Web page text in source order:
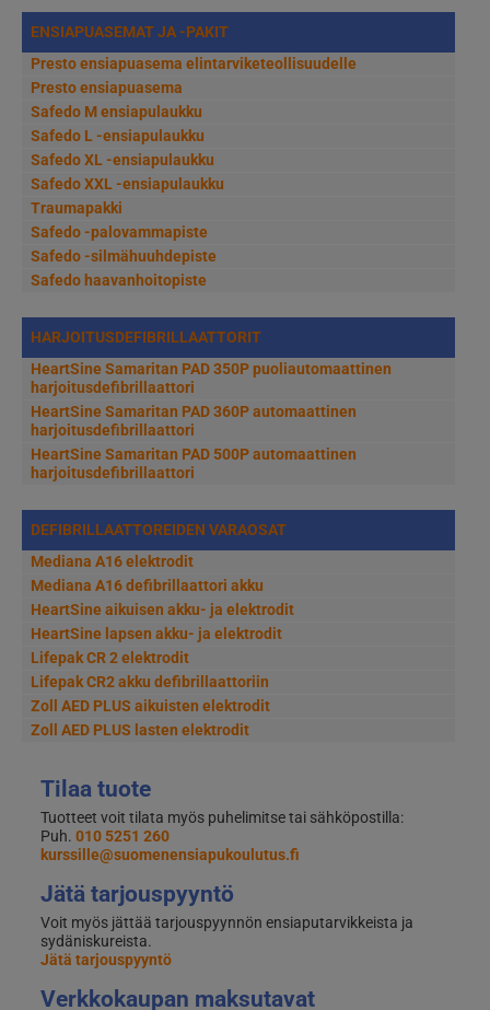
ENSIAPUASEMAT JA -PAKIT
Presto ensiapuasema elintarviketeollisuudelle
Presto ensiapuasema
Safedo M ensiapulaukku
Safedo L -ensiapulaukku
Safedo XL -ensiapulaukku
Safedo XXL -ensiapulaukku
Traumapakki
Safedo -palovammapiste
Safedo -silmähuuhdepiste
Safedo haavanhoitopiste
HARJOITUSDEFIBRILLAATTORIT
HeartSine Samaritan PAD 350P puoliautomaattinen
harjoitusdefibrillaattori
HeartSine Samaritan PAD 360P automaattinen
harjoitusdefibrillaattori
HeartSine Samaritan PAD 500P automaattinen
harjoitusdefibrillaattori
DEFIBRILLAATTOREIDEN VARAOSAT
Mediana A16 elektrodit
Mediana A16 defibrillaattori akku
HeartSine aikuisen akku- ja elektrodit
HeartSine lapsen akku- ja elektrodit
Lifepak CR 2 elektrodit
Lifepak CR2 akku defibrillaattoriin
Zoll AED PLUS aikuisten elektrodit
Zoll AED PLUS lasten elektrodit
Tilaa tuote
Tuotteet voit tilata myös puhelimitse tai sähköpostilla:
Puh. 010 5251 260
kurssille@suomenensiapukoulutus.fi
Jätä tarjouspyyntö
Voit myös jättää tarjouspyynnön ensiaputarvikkeista ja
sydäniskureista.
Jätä tarjouspyyntö
Verkkokaupan maksutavat